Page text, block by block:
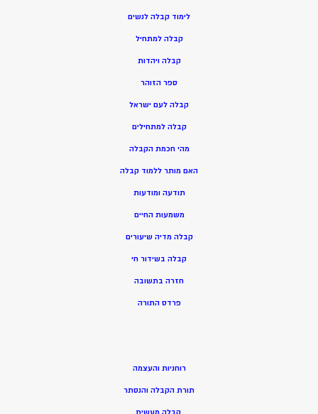
לימוד קבלה לנשים
קבלה למתחיל
קבלה ויהדות
ספר הזוהר
קבלה לעם ישראל
קבלה למתחילים
מהי חכמת הקבלה
האם מותר ללמוד קבלה
תודעה ומודעות
משמעות החיים
קבלה מדיה שיעורים
קבלה בשידור חי
חזרה בתשובה
פרדס התורה
רוחניות והעצמה
תורת הקבלה והנסתר
קבלה מעשית